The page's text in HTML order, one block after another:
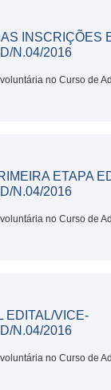
INSCRIÇÕES
N.04/2016
no Curso de
ETAPA
N.04/2016
no Curso de
EDITAL/VICE-
N.04/2016
no Curso de